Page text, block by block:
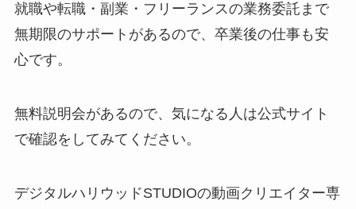
就職や転職・副業・フリーランスの業務委託まで
無期限のサポートがあるので、卒業後の仕事も安
心です。
無料説明会があるので、気になる人は公式サイト
で確認をしてみてください。
デジタルハリウッドSTUDIOの動画クリエイター専